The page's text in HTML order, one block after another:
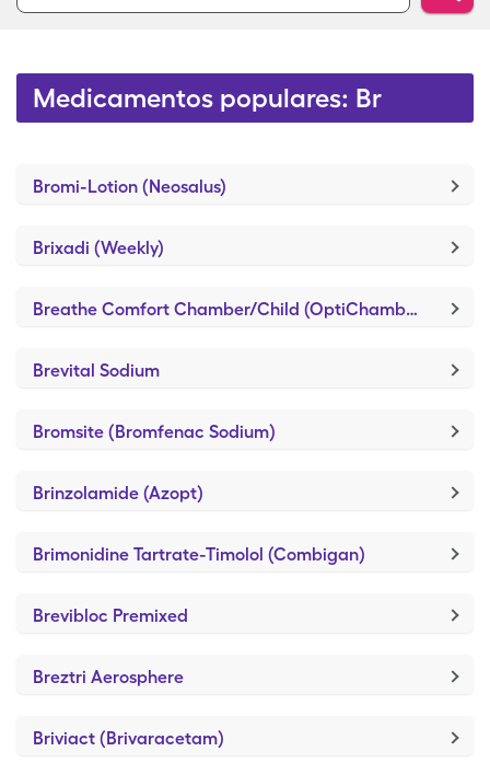
Medicamentos populares: Br
Bromi-Lotion (Neosalus)
Brixadi (Weekly)
Breathe Comfort Chamber/Child (OptiChamber Diamond)
Brevital Sodium
Bromsite (Bromfenac Sodium)
Brinzolamide (Azopt)
Brimonidine Tartrate-Timolol (Combigan)
Brevibloc Premixed
Breztri Aerosphere
Briviact (Brivaracetam)